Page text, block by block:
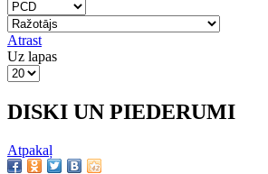
Atrast
Uz lapas
DISKI UN PIEDERUMI
Atpakaļ